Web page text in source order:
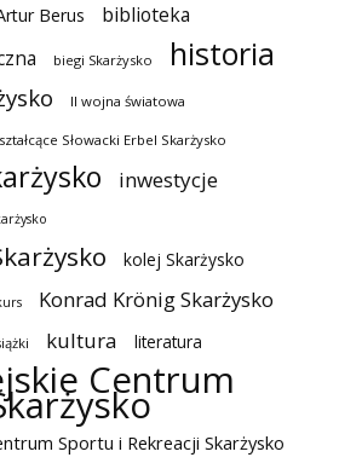
Berus
biblioteka
biegi Skarżysko historia
II wojna światowa
Słowacki Erbel Skarżysko
inwestycje
kolej Skarżysko
Konrad Krönig Skarżysko
kultura literatura
Centrum
Sportu i Rekreacji Skarżysko